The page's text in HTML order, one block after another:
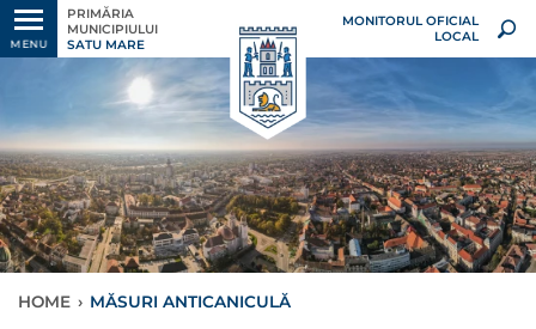
MENU
PRIMĂRIA
MUNICIPIULUI
SATU MARE
MONITORUL OFICIAL
LOCAL
HOME › MĂSURI ANTICANICULĂ